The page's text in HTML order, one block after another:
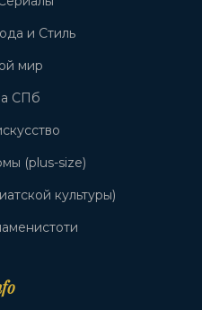
и Стиль
мир
СПб
(plus-size)
культуры)